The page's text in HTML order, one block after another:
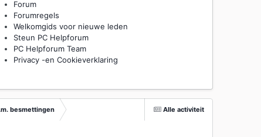
Forum
Forumregels
Welkomgids voor nieuwe leden
Steun PC Helpforum
PC Helpforum Team
Privacy -en Cookieverklaring
Alle activiteit
besmettingen